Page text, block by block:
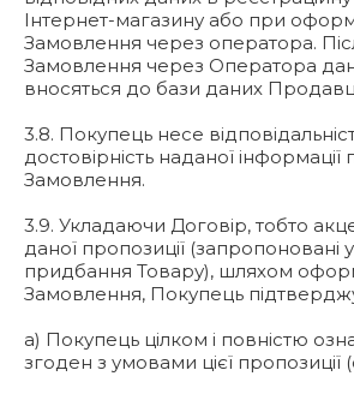
Інтернет-магазину або при
Замовлення через оператора.
Замовлення через Оператора
вносяться до бази даних
3.8. Покупець несе
достовірність наданої
Замовлення.
3.9. Укладаючи Договір, тобто
даної пропозиції (запропоновані
придбання Товару), шляхом
Замовлення, Покупець
а) Покупець цілком і повністю
згоден з умовами цієї пропозиції